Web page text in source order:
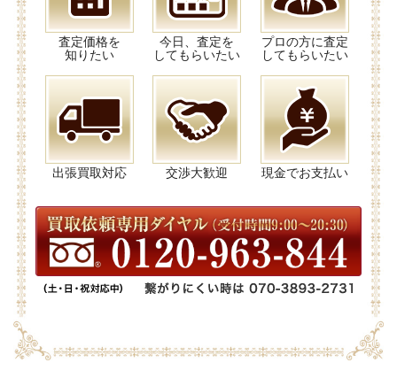
査定価格を
知りたい
今日、査定を
してもらいたい
プロの方に査定
してもらいたい
出張買取対応 交渉大歓迎 現金でお支払い